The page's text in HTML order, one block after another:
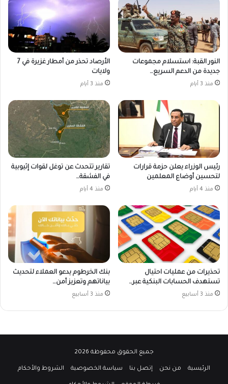
النور القبة: استسلام مجموعات
جديدة من الدعم السريع…
منذ 3 أيام
الأرصاد تحذر من أمطار غزيرة في 7
ولايات
منذ 3 أيام
رئيس الوزراء يعلن حزمة قرارات
لتحسين أوضاع المعلمين
منذ 4 أيام
تقارير تتحدث عن توغل لقوات إثيوبية
في الفشقة…
منذ 4 أيام
تحذيرات من عمليات احتيال
تستهدف الحسابات البنكية عبر…
منذ 3 أسابيع
بنك الخرطوم يدعو العملاء لتحديث
بياناتهم وتعزيز أمن…
منذ 3 أسابيع
جميع الحقوق محفوظة 2026
الرئيسية من نحن إتصل بنا سياسة الخصوصية الشروط والأحكام